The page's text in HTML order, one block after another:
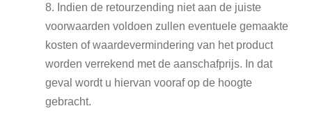
8. Indien de retourzending niet aan de juiste
voorwaarden voldoen zullen eventuele gemaakte
kosten of waardevermindering van het product
worden verrekend met de aanschafprijs. In dat
geval wordt u hiervan vooraf op de hoogte
gebracht.